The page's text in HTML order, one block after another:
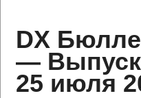
DX
—
25 июля